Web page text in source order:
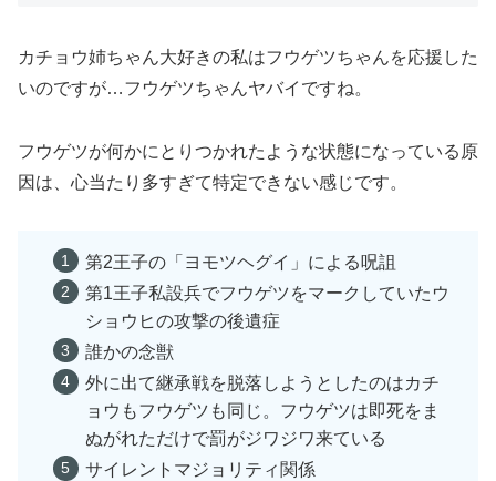
カチョウ姉ちゃん大好きの私はフウゲツちゃんを応援した
いのですが…フウゲツちゃんヤバイですね。
フウゲツが何かにとりつかれたような状態になっている原
因は、心当たり多すぎて特定できない感じです。
第2王子の「ヨモツヘグイ」による呪詛
第1王子私設兵でフウゲツをマークしていたウ
ショウヒの攻撃の後遺症
誰かの念獣
外に出て継承戦を脱落しようとしたのはカチ
ョウもフウゲツも同じ。フウゲツは即死をま
ぬがれただけで罰がジワジワ来ている
サイレントマジョリティ関係